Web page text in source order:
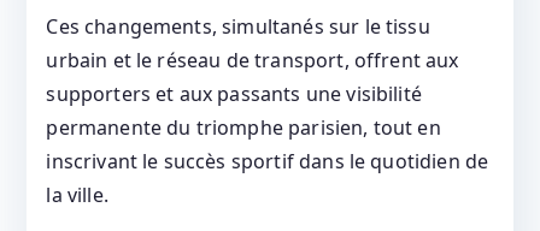
Ces changements, simultanés sur le tissu
urbain et le réseau de transport, offrent aux
supporters et aux passants une visibilité
permanente du triomphe parisien, tout en
inscrivant le succès sportif dans le quotidien de
la ville.